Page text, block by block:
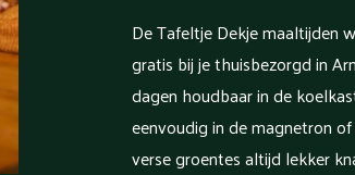
De Tafeltje Dekje maaltijden
gratis bij je thuisbezorgd in
dagen houdbaar in de
eenvoudig in de magnetron
verse groentes altijd lekker